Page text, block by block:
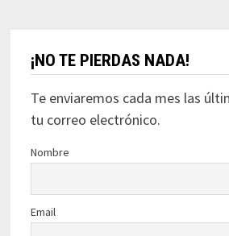
¡NO TE PIERDAS NADA!
Te enviaremos cada mes las
tu correo electrónico.
Nombre
Email